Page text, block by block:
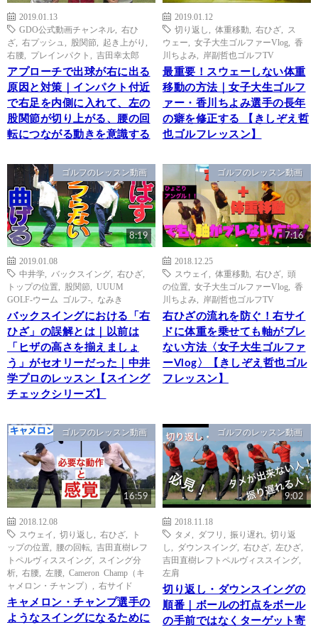
2019.01.13
GDO公式動画チャンネル
右ひ
ざ
右プッシュ 股関節 起き上がり
右腰
プレインパクト 吉田幸太郎
アプローチで出球が右に出る
原因と対策｜インパクト付近
で右足を内側に入れて、左の
股関節が切り上がる、腰の回
転につながる動きを意識する
2019.01.12
切り返し
体重移動 右ひざ
ス
ウェー
女子大生ゴルファーVlog
香
川ちよみ
岸副哲也ゴルフTV
最重要！スウェーしない体重
移動の方法｜女子大生ゴルフ
ァー・香川ちよみ選手の長年
の癖を修正する 【きしぞえ哲
也ゴルフレッスン】
ゴルフのレッスン動画
8:19
2019.01.08
中井学
バックスイング 右ひざ
トップの位置
股関節
UUUM
GOLF-ウーム ゴルフ-
なみき
バックスイングにおける「右
ひざ」の誤解とは｜以前は
「ヒザの高さを揃えましょ
う」がセオリーだった｜中井
学プロのレッスン【スイング
チェックシリーズ】
ゴルフのレッスン動画
7:16
2018.12.25
スウェイ
体重移動 右ひざ
頭
の位置
女子大生ゴルファーVlog
香
川ちよみ
岸副哲也ゴルフTV
右ひざの流れを防ぐ！右サイ
ドに体重を乗せても軸がブレ
ない方法〈女子大生ゴルファ
ーVlog〉【きしぞえ哲也ゴル
フレッスン】
ゴルフのレッスン動画
16:59
2018.12.08
スウェイ
切り返し 右ひざ
ト
ップの位置
腰の回転
吉田直樹レフ
トペルヴィススイング
スイング分
析
右腰 左腰
Cameron Champ（キ
ャメロン・チャンプ）
右サイド
キャメロン・チャンプ選手の
ようなスイングになるために
ゴルフのレッスン動画
9:02
2018.11.18
タメ
ダフリ 振り遅れ
切り返
し
ダウンスイング 右ひざ 左ひざ
吉田直樹レフトペルヴィススイング
左肩
切り返し・ダウンスイングの
順番｜ボールの打点をボール
の手前ではなくターゲット寄